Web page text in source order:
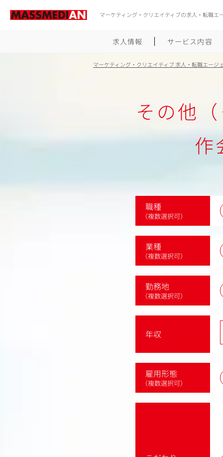
マーケティング・クリエイティブの求人・転職エ
求人情報 サービス内容
マーケティング・クリエイティブ 求人・転職エージ
その他
作
職種
（複数選択可）
業種
（複数選択可）
勤務地
（複数選択可）
年収
雇用形態
（複数選択可）